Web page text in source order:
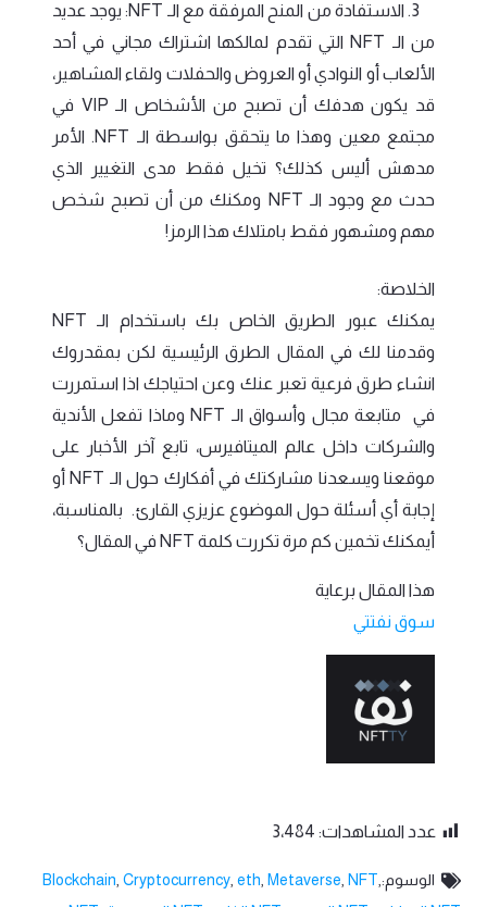
3. الاستفادة من المنح المرفقة مع الـ NFT: يوجد عديد
من الـ NFT التي تقدم لمالكها اشتراك مجاني في أحد
الألعاب أو النوادي أو العروض والحفلات ولقاء المشاهير،
قد يكون هدفك أن تصبح من الأشخاص الـ VIP في
مجتمع معين وهذا ما يتحقق بواسطة الـ NFT. الأمر
مدهش أليس كذلك؟ تخيل فقط مدى التغيير الذي
حدث مع وجود الـ NFT ومكنك من أن تصبح شخص
مهم ومشهور فقط بامتلاك هذا الرمز!
الخلاصة:
يمكنك عبور الطريق الخاص بك باستخدام الـ NFT
وقدمنا لك في المقال الطرق الرئيسية لكن بمقدروك
انشاء طرق فرعية تعبر عنك وعن احتياجك اذا استمررت
في متابعة مجال وأسواق الـ NFT وماذا تفعل الأندية
والشركات داخل عالم الميتافيرس، تابع آخر الأخبار على
موقعنا ويسعدنا مشاركتك في أفكارك حول الـ NFT أو
إجابة أي أسئلة حول الموضوع عزيزي القارئ. بالمناسبة،
أيمكنك تخمين كم مرة تكررت كلمة NFT في المقال؟
هذا المقال برعاية
سوق نفتتي
عدد المشاهدات: 3٬484
الوسوم: Blockchain,Cryptocurrency,eth, Metaverse, NFT,